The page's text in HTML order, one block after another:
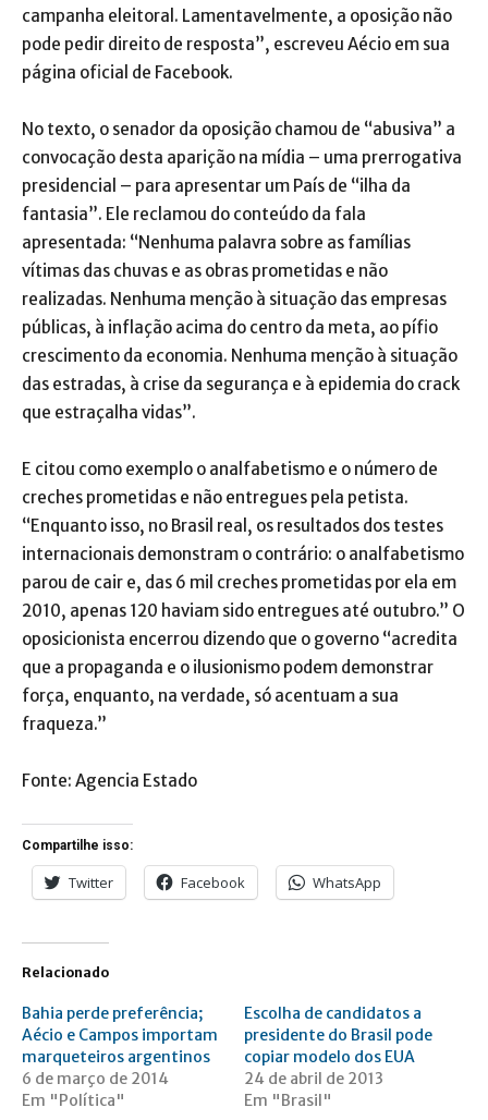
campanha eleitoral. Lamentavelmente, a oposição não
pode pedir direito de resposta”, escreveu Aécio em sua
página oficial de Facebook.
No texto, o senador da oposição chamou de “abusiva” a
convocação desta aparição na mídia – uma prerrogativa
presidencial – para apresentar um País de “ilha da
fantasia”. Ele reclamou do conteúdo da fala
apresentada: “Nenhuma palavra sobre as famílias
vítimas das chuvas e as obras prometidas e não
realizadas. Nenhuma menção à situação das empresas
públicas, à inflação acima do centro da meta, ao pífio
crescimento da economia. Nenhuma menção à situação
das estradas, à crise da segurança e à epidemia do crack
que estraçalha vidas”.
E citou como exemplo o analfabetismo e o número de
creches prometidas e não entregues pela petista.
“Enquanto isso, no Brasil real, os resultados dos testes
internacionais demonstram o contrário: o analfabetismo
parou de cair e, das 6 mil creches prometidas por ela em
2010, apenas 120 haviam sido entregues até outubro.” O
oposicionista encerrou dizendo que o governo “acredita
que a propaganda e o ilusionismo podem demonstrar
força, enquanto, na verdade, só acentuam a sua
fraqueza.”
Fonte: Agencia Estado
Compartilhe isso:
Twitter Facebook WhatsApp
Relacionado
Bahia perde preferência;
Aécio e Campos importam
marqueteiros argentinos
6 de março de 2014
Em "Política"
Escolha de candidatos a
presidente do Brasil pode
copiar modelo dos EUA
24 de abril de 2013
Em "Brasil"